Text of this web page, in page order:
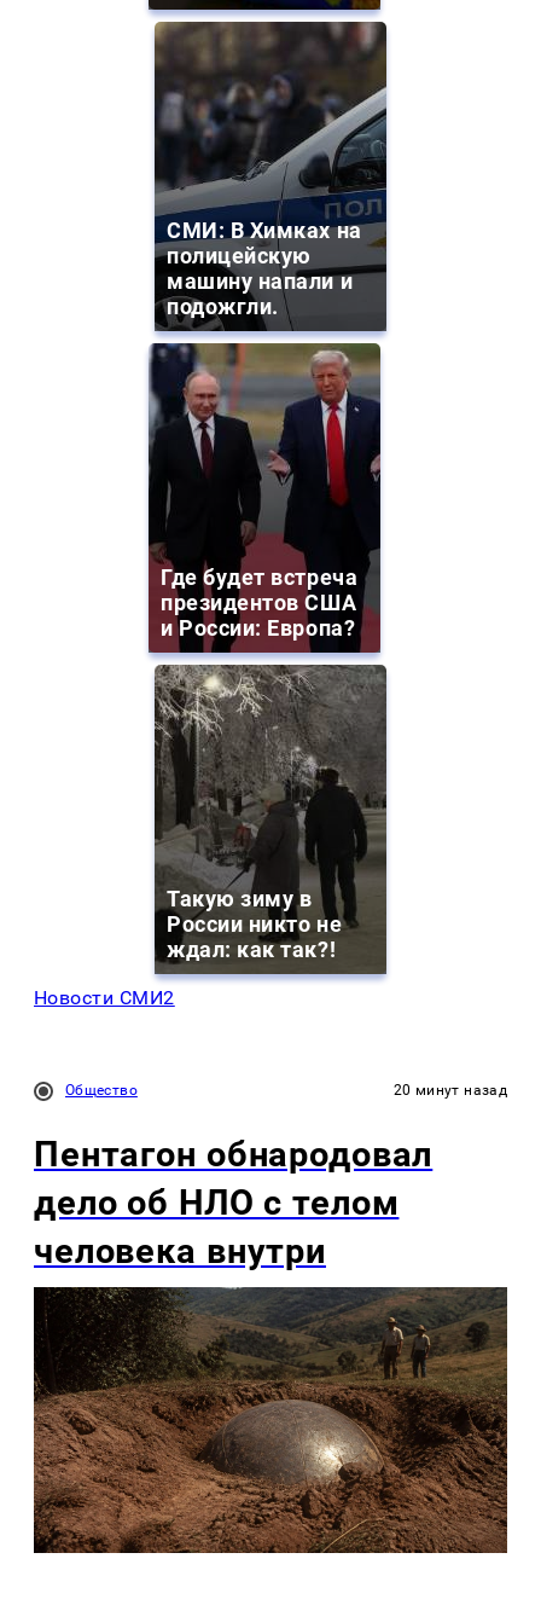
СМИ: В Химках на
полицейскую
машину напали и
подожгли.
Где будет встреча
президентов США
и России: Европа?
Такую зиму в
России никто не
ждал: как так?!
Новости СМИ2
Общество 20 минут назад
Пентагон обнародовал
дело об НЛО с телом
человека внутри